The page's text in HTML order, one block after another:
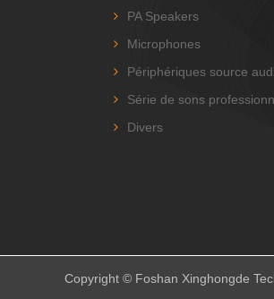
PA Speakers
Microphones
Périphériques source
Série de sons
Divers
Copyright © Foshan Xinghongde